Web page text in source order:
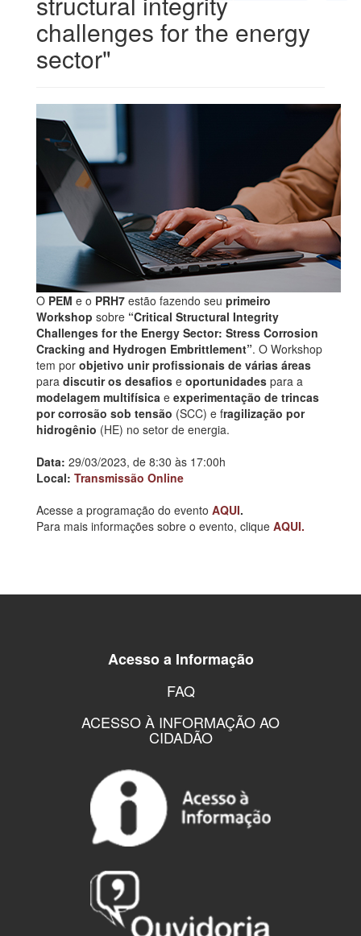
challenges for the energy
sector"
O PEM e o PRH7 estão fazendo seu primeiro
Workshop sobre “Critical Structural Integrity
Challenges for the Energy Sector: Stress Corrosion
Cracking and Hydrogen Embrittlement”. O Workshop
tem por objetivo unir profissionais de várias áreas
para discutir os desafios e oportunidades para a
modelagem multifísica e experimentação de trincas
por corrosão sob tensão (SCC) e fragilização por
hidrogênio (HE) no setor de energia.
Data: 29/03/2023, de 8:30 às 17:00h
Local: Transmissão Online
Acesse a programação do evento AQUI.
Para mais informações sobre o evento, clique AQUI.
Acesso a Informação
FAQ
ACESSO À INFORMAÇÃO AO
CIDADÃO